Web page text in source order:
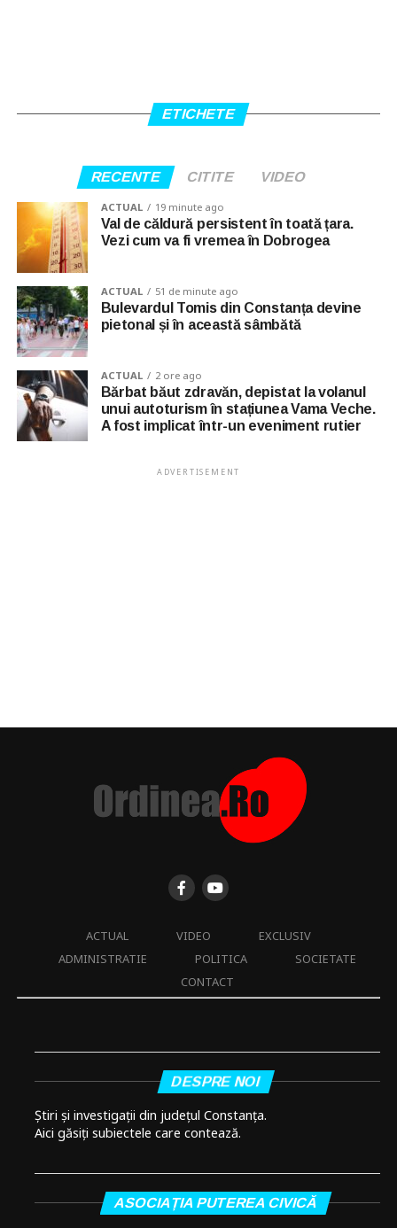
ETICHETE
RECENTE CITITE VIDEO
ACTUAL 19 minute ago
Val de căldură persistent în toată țara.
Vezi cum va fi vremea în Dobrogea
ACTUAL 51 de minute ago
Bulevardul Tomis din Constanța devine
pietonal și în această sâmbătă
ACTUAL 2 ore ago
Bărbat băut zdravăn, depistat la volanul
unui autoturism în stațiunea Vama Veche.
A fost implicat într-un eveniment rutier
ADVERTISEMENT
ACTUAL VIDEO
EXCLUSIV
ADMINISTRATIE
POLITICA
SOCIETATE
CONTACT
DESPRE NOI
Știri și investigații din județul Constanța.
Aici găsiți subiectele care contează.
ASOCIAȚIA PUTEREA CIVICĂ